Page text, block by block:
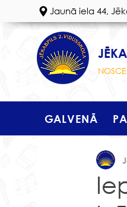
Jaunā iela 44,
GALVENĀ